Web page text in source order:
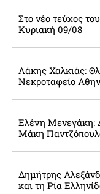
Στο νέο τεύχος
Κυριακή 09/08
Λάκης Χαλκιάς:
Νεκροταφείο
Ελένη Μενεγάκη:
Μάκη
Δημήτρης
και τη Ρία